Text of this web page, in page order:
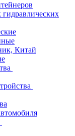
гидравлических
Китай